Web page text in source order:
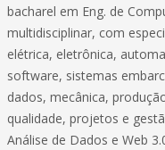
bacharel em Eng. de
multidisciplinar, com
elétrica, eletrônica,
software, sistemas
dados, mecânica,
qualidade, projetos e
Análise de Dados e Web